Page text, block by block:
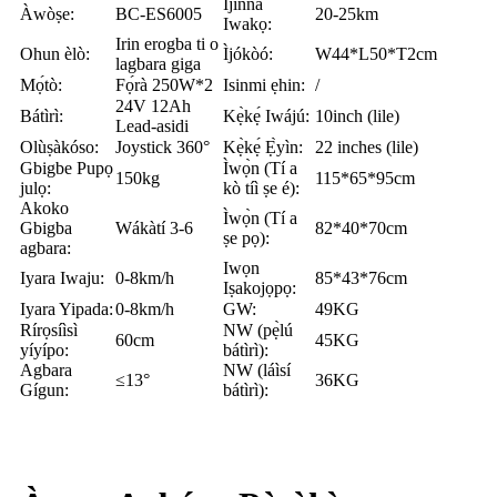
Àwòṣe: BC-ES6005
Iwakọ:
20-25km
Ohun èlò:
Irin erogba ti o
lagbara giga
Ìjókòó:
W44*L50*T2cm
Mọ́tò:
Fọ́rà 250W*2 Isinmi ẹhin: /
Bátìrì:
24V 12Ah
Lead-asidi
Kẹ̀kẹ́ Iwájú: 10inch (lile)
Olùṣàkóso:
Joystick 360° Kẹ̀kẹ́ Ẹ̀yìn:
22 inches (lile)
Gbigbe Pupọ
julọ:
150kg
Ìwọ̀n (Tí a
kò tíì ṣe é):
115*65*95cm
Akoko
Gbigba
agbara:
Wákàtí 3-6
Ìwọ̀n (Tí a
ṣe pọ):
82*40*70cm
Iyara Iwaju: 0-8km/h
Iwọn
Iṣakojọpọ:
85*43*76cm
Iyara Yipada:0-8km/h GW:
49KG
Rírọsíìsì
yíyípo:
60cm
NW (pẹ̀lú
bátìrì):
45KG
Agbara
Gígun:
≤13°
NW (láìsí
bátìrì):
36KG